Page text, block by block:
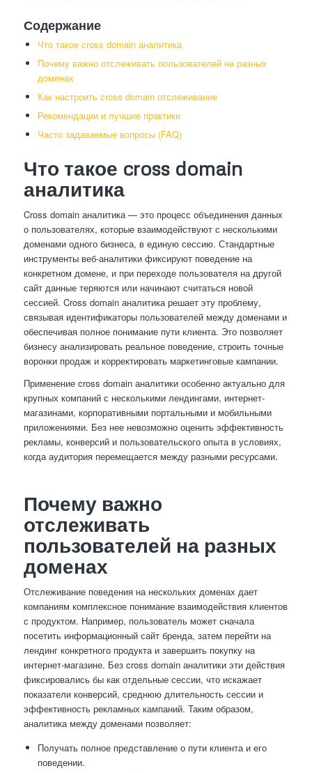
Содержание
Что такое cross domain аналитика
Почему важно отслеживать пользователей на разных
доменах
Как настроить cross domain отслеживание
Рекомендации и лучшие практики
Часто задаваемые вопросы (FAQ)
Что такое cross domain
аналитика
Cross domain аналитика — это процесс объединения данных
о пользователях, которые взаимодействуют с несколькими
доменами одного бизнеса, в единую сессию. Стандартные
инструменты веб-аналитики фиксируют поведение на
конкретном домене, и при переходе пользователя на другой
сайт данные теряются или начинают считаться новой
сессией. Cross domain аналитика решает эту проблему,
связывая идентификаторы пользователей между доменами и
обеспечивая полное понимание пути клиента. Это позволяет
бизнесу анализировать реальное поведение, строить точные
воронки продаж и корректировать маркетинговые кампании.
Применение cross domain аналитики особенно актуально для
крупных компаний с несколькими лендингами, интернет-
магазинами, корпоративными портальными и мобильными
приложениями. Без нее невозможно оценить эффективность
рекламы, конверсий и пользовательского опыта в условиях,
когда аудитория перемещается между разными ресурсами.
Почему важно
отслеживать
пользователей на разных
доменах
Отслеживание поведения на нескольких доменах дает
компаниям комплексное понимание взаимодействия клиентов
с продуктом. Например, пользователь может сначала
посетить информационный сайт бренда, затем перейти на
лендинг конкретного продукта и завершить покупку на
интернет-магазине. Без cross domain аналитики эти действия
фиксировались бы как отдельные сессии, что искажает
показатели конверсий, среднюю длительность сессии и
эффективность рекламных кампаний. Таким образом,
аналитика между доменами позволяет:
Получать полное представление о пути клиента и его
поведении.